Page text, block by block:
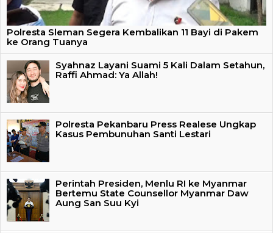
Polresta Sleman Segera Kembalikan 11 Bayi di Pakem
ke Orang Tuanya
Syahnaz Layani Suami 5 Kali Dalam Setahun,
Raffi Ahmad: Ya Allah!
Polresta Pekanbaru Press Realese Ungkap
Kasus Pembunuhan Santi Lestari
Perintah Presiden, Menlu RI ke Myanmar
Bertemu State Counsellor Myanmar Daw
Aung San Suu Kyi